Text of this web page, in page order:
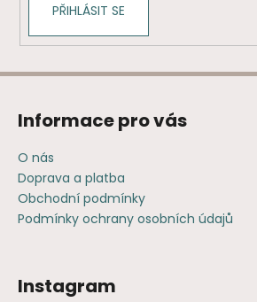
PŘIHLÁSIT SE
Informace pro vás
O nás
Doprava a platba
Obchodní podmínky
Podmínky ochrany osobních údajů
Instagram